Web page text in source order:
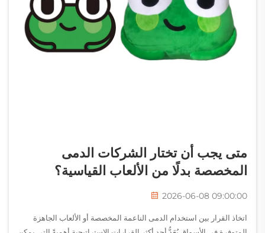
متى يجب أن تختار الشركات الدمى
المخصصة بدلًا من الألعاب القياسية؟
2026-06-08 09:00:00
اتخاذ القرار بين استخدام الدمى الناعمة المخصصة أو الألعاب الجاهزة